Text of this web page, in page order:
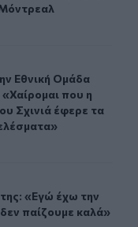
«Χαίρομαι
Εθνική Ομάδα
Εθνική Ομάδα
που η
Σχινιά έφερε τα
όταν δεν
«Εγώ έχω την
«Εγώ έχω την
παίζουμε καλά»